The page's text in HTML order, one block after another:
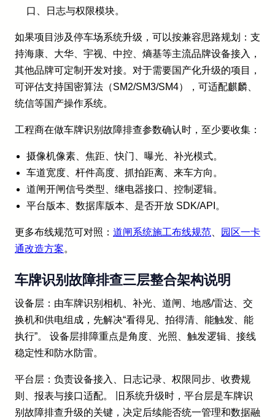
口、日志与权限模块。
如果项目涉及停车场系统升级，可以按兼容思路规划：支
持海康、大华、宇视、中控、熵基等主流品牌设备接入，
其他品牌可定制开发对接。对于需要国产化升级的项目，
可评估支持国密算法（SM2/SM3/SM4），可适配麒麟、
统信等国产操作系统。
工程商在做车牌识别故障排查参数确认时，至少要收集：
摄像机像素、焦距、快门、曝光、补光模式。
车道宽度、杆件高度、抓拍距离、来车方向。
道闸开闸信号类型、继电器接口、控制逻辑。
平台版本、数据库版本、是否开放 SDK/API。
更多布线规范可对照： 道闸系统施工布线规范
园区一卡
通改造方案。
车牌识别故障排查三层整合架构说明
设备层：由车牌识别相机、补光、道闸、地感/雷达、交
换机和供电组成，先解决“看得见、拍得清、能触发、能
执行”。 设备层排障重点是角度、光照、触发逻辑、接线
稳定性和防水防雷。
平台层：负责设备接入、日志记录、权限同步、收费规
则、报表与接口适配。 旧系统升级时，平台层是车牌识
别故障排查升级的关键，决定后续能否统一管理和数据融